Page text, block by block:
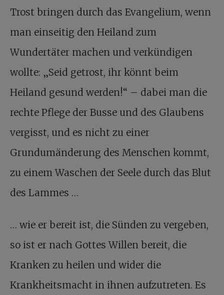
Trost bringen durch das Evangelium, wenn
man einseitig den Heiland zum
Wundertäter machen und verkündigen
wollte: „Seid getrost, ihr könnt beim
Heiland gesund werden!“ – dabei man die
rechte Pflege der Busse und des Glaubens
vergisst, und es nicht zu einer
Grundumänderung des Menschen kommt,
zu einem Waschen der Seele durch das Blut
des Lammes …
… wie er bereit ist, die Sünden zu vergeben,
so ist er nach Gottes Willen bereit, die
Kranken zu heilen und wider die
Krankheitsmacht in ihnen aufzutreten. Es